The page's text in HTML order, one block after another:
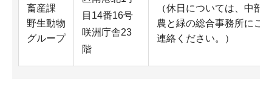
畜産課
野生動物
グループ
目14番16号
咲洲庁舎23
階
（休日については、中部
農と緑の総合事務所にご
連絡ください。）